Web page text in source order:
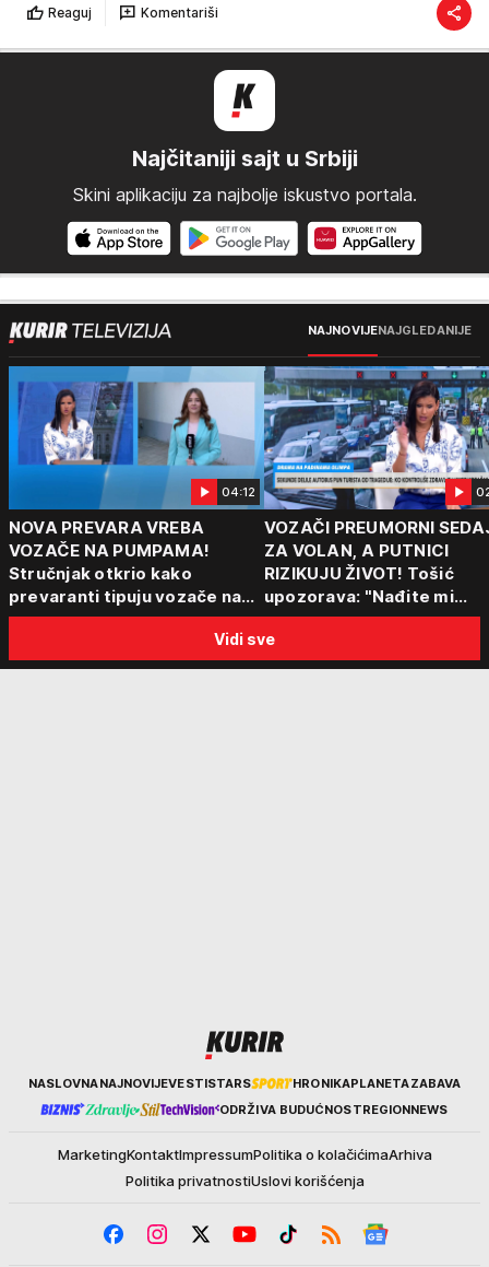
Reaguj Komentariši
Najčitaniji sajt u Srbiji
Skini aplikaciju za najbolje iskustvo portala.
NAJNOVIJENAJGLEDANIJE
04:12
NOVA PREVARA VREBA
VOZAČE NA PUMPAMA!
Stručnjak otkrio kako
prevaranti tipuju vozače na
pumpama
VOZAČI PREUMORNI
ZA VOLAN, A PUTNICI
RIZIKUJU ŽIVOT! Tošić
upozorava: "Nađite mi
nekoga ko ima 15 sati
vreme!"
Vidi sve
KurirNASLOVNANAJNOVIJEVESTISTARS HRONIKAPLANETAZABAVA
ODRŽIVA BUDUĆNOSTREGIONNEWS
MarketingKontaktImpressumPolitika o kolačićimaArhiva
Politika privatnostiUslovi korišćenja